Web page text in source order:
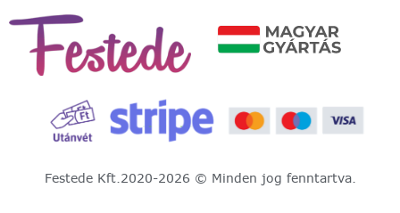
Festede Kft.2020-2026 © Minden jog fenntartva.